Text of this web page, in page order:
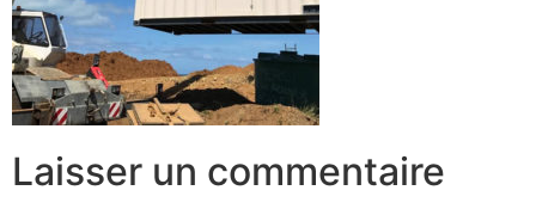
Laisser un commentaire